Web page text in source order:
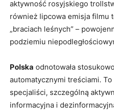
aktywność rosyjskiego
również lipcowa emisja filmu
„braciach leśnych” –
podziemiu
Polska odnotowała
automatycznymi treściami. To
specjaliści, szczególną
informacyjna i